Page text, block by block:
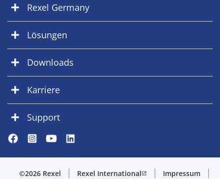
Rexel Germany
Lösungen
Downloads
Karriere
Support
©2026 Rexel Rexel Internationalopen_in_new Impressum